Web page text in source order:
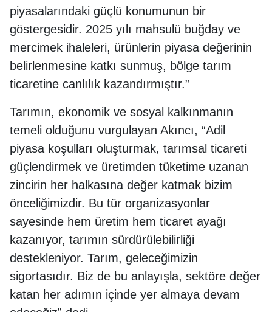
piyasalarındaki güçlü konumunun bir
göstergesidir. 2025 yılı mahsulü buğday ve
mercimek ihaleleri, ürünlerin piyasa değerinin
belirlenmesine katkı sunmuş, bölge tarım
ticaretine canlılık kazandırmıştır.”
Tarımın, ekonomik ve sosyal kalkınmanın
temeli olduğunu vurgulayan Akıncı, “Adil
piyasa koşulları oluşturmak, tarımsal ticareti
güçlendirmek ve üretimden tüketime uzanan
zincirin her halkasına değer katmak bizim
önceliğimizdir. Bu tür organizasyonlar
sayesinde hem üretim hem ticaret ayağı
kazanıyor, tarımın sürdürülebilirliği
destekleniyor. Tarım, geleceğimizin
sigortasıdır. Biz de bu anlayışla, sektöre değer
katan her adımın içinde yer almaya devam